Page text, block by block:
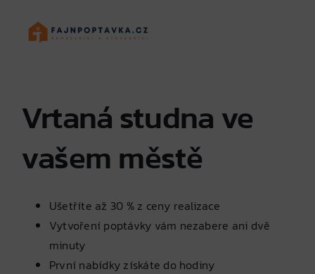
Vrtaná studna ve
vašem městě
Ušetříte až 30 % z ceny realizace
Vytvoření poptávky vám nezabere ani dvě
minuty
První nabídky získáte do hodiny